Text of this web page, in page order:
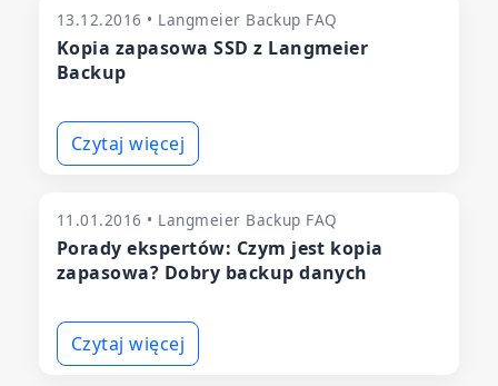
13.12.2016 • Langmeier Backup FAQ
Kopia zapasowa SSD z Langmeier
Backup
Czytaj więcej
11.01.2016 • Langmeier Backup FAQ
Porady ekspertów: Czym jest kopia
zapasowa? Dobry backup danych
Czytaj więcej